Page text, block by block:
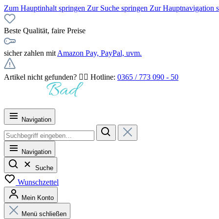
Zum Hauptinhalt springen Zur Suche springen Zur Hauptnavigation
Beste Qualität, faire Preise
sicher zahlen mit Amazon Pay, PayPal, uvm.
Artikel nicht gefunden? 👉🏻 Hotline: 0365 / 773 090 - 50
Navigation
Navigation
Suche
Wunschzettel
Mein Konto
Menü schließen